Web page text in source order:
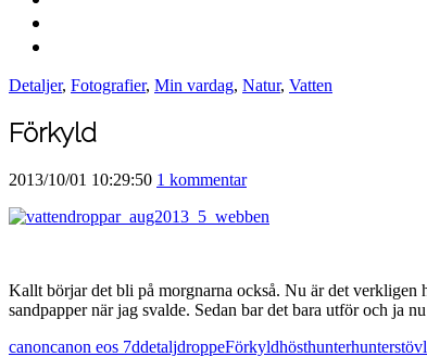
Detaljer, Fotografier, Min vardag, Natur, Vatten
Förkyld
2013/10/01 10:29:50 1 kommentar
Kallt börjar det bli på morgnarna också. Nu är det verkligen
sandpapper när jag svalde. Sedan bar det bara utför och ja
canoncanon eos 7ddetaljdroppeFörkyldhösthunter